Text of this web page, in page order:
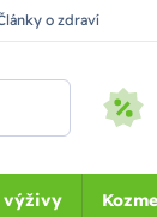
o zdraví
výživy